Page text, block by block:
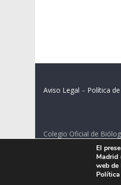
Aviso Legal – Política
Colegio Oficial de
C/ Santa Engracia 108,
El
Madrid
web de